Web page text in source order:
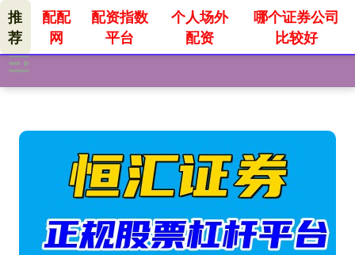
推
荐
配配
网
配资指数
平台
个人场外
配资
哪个证券公司
比较好